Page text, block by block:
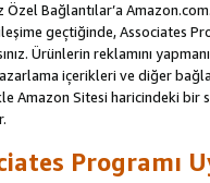
Bağlantılar’a
geçtiğinde, Associates
Ürünlerin reklamını
içerikleri ve diğer
Amazon Sitesi haricindeki bir
Programı